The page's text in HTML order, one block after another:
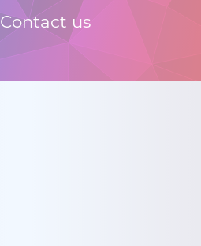
Contact us